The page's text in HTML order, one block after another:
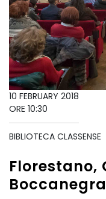
10 FEBRUARY 2018
ORE 10:30
BIBLIOTECA CLASSENSE
Florestano,